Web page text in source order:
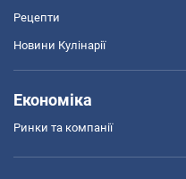
Рецепти
Новини Кулінарії
Економіка
Ринки та компанії